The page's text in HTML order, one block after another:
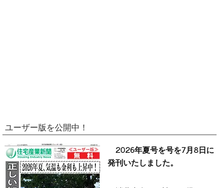
ユーザー版を公開中！
2026年夏号を号を7月8日に
発刊いたしました。